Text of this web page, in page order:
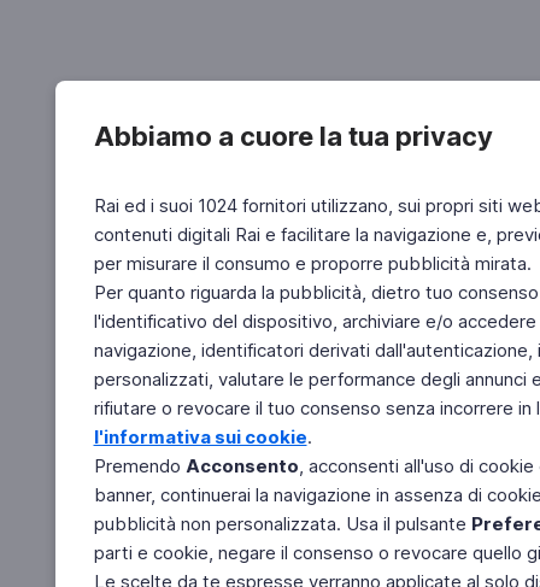
Abbiamo a cuore la tua privacy
Rai ed i suoi 1024 fornitori utilizzano, sui propri siti
contenuti digitali Rai e facilitare la navigazione e,
per misurare il consumo e proporre pubblicità mirata.
Per quanto riguarda la pubblicità, dietro tuo
l'identificativo del dispositivo, archiviare e/o
navigazione, identificatori derivati
personalizzati, valutare le performance degli
rifiutare o revocare il tuo consenso senza incorrere
l'informativa sui cookie.
Premendo Acconsento, acconsenti all'uso di
banner, continuerai la navigazione in assenza di
pubblicità non personalizzata. Usa il pulsante
parti e cookie, negare il consenso o revocare quello
Le scelte da te espresse verranno applicate al solo